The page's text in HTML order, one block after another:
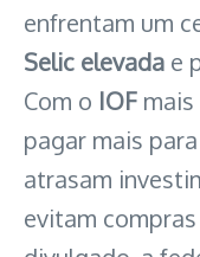
enfrentam um
Selic elevada e
Com o IOF
pagar mais
atrasam
evitam